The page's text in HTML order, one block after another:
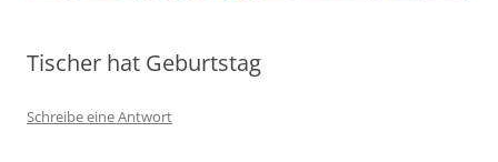
Tischer hat Geburtstag
Schreibe eine Antwort